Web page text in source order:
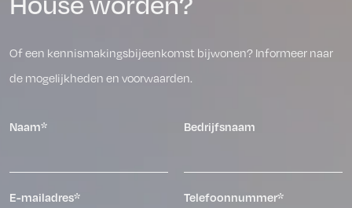
Of een kennismakingsbijeenkomst bijwonen? Informeer naar
de mogelijkheden en voorwaarden.
Naam* Bedrijfsnaam
E-mailadres* Telefoonnummer*